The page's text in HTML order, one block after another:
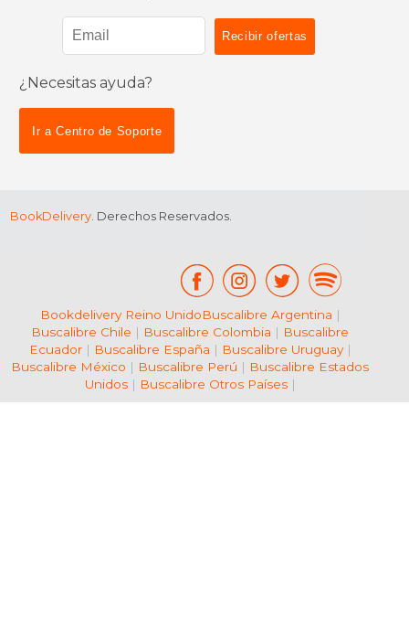
15%
¿Necesitas ayuda?
Ir a Centro de Soporte
BookDelivery. Derechos Reservados.
Bookdelivery Reino UnidoBuscalibre Argentina |
Buscalibre Chile | Buscalibre Colombia | Buscalibre
Ecuador| Buscalibre España | Buscalibre Uruguay|
Buscalibre México | Buscalibre Perú | Buscalibre Estados
Unidos| Buscalibre Otros Países|